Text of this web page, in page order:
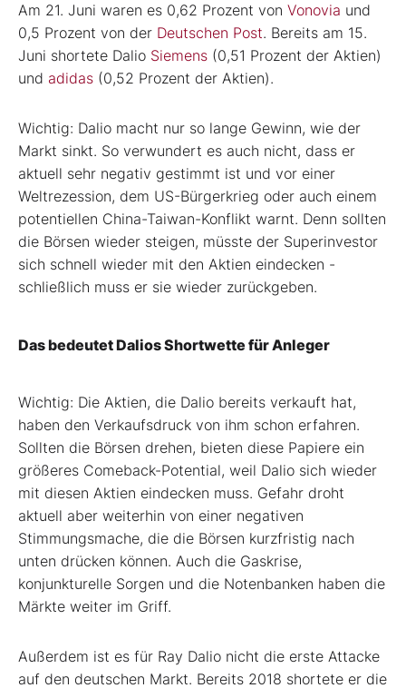
Am 21. Juni waren es 0,62 Prozent von Vonovia und
0,5 Prozent von der Deutschen Post. Bereits am 15.
Juni shortete Dalio Siemens (0,51 Prozent der Aktien)
und adidas (0,52 Prozent der Aktien).
Wichtig: Dalio macht nur so lange Gewinn, wie der
Markt sinkt. So verwundert es auch nicht, dass er
aktuell sehr negativ gestimmt ist und vor einer
Weltrezession, dem US-Bürgerkrieg oder auch einem
potentiellen China-Taiwan-Konflikt warnt. Denn sollten
die Börsen wieder steigen, müsste der Superinvestor
sich schnell wieder mit den Aktien eindecken -
schließlich muss er sie wieder zurückgeben.
Das bedeutet Dalios Shortwette für Anleger
Wichtig: Die Aktien, die Dalio bereits verkauft hat,
haben den Verkaufsdruck von ihm schon erfahren.
Sollten die Börsen drehen, bieten diese Papiere ein
größeres Comeback-Potential, weil Dalio sich wieder
mit diesen Aktien eindecken muss. Gefahr droht
aktuell aber weiterhin von einer negativen
Stimmungsmache, die die Börsen kurzfristig nach
unten drücken können. Auch die Gaskrise,
konjunkturelle Sorgen und die Notenbanken haben die
Märkte weiter im Griff.
Außerdem ist es für Ray Dalio nicht die erste Attacke
auf den deutschen Markt. Bereits 2018 shortete er die